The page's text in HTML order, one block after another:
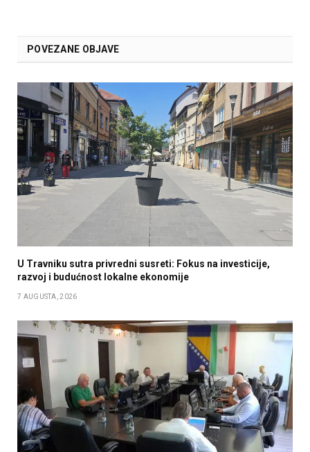
POVEZANE OBJAVE
U Travniku sutra privredni susreti: Fokus na investicije,
razvoj i budućnost lokalne ekonomije
7 AUGUSTA, 2026